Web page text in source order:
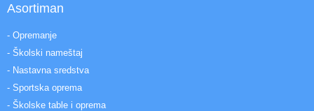
Asortiman
- Opremanje
- Školski nameštaj
- Nastavna sredstva
- Sportska oprema
- Školske table i oprema